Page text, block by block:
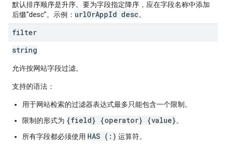
默认排序顺序是升序。要为字段指定降序，应在字段名称中添加
后缀“desc”。示例： urlOrAppId desc。
filter
string
允许按网站字段过滤。
支持的语法：
用于网站检索的过滤器表达式最多只能包含一个限制。
限制的形式为 {field} {operator} {value}。
所有字段都必须使用 HAS (:) 运算符。